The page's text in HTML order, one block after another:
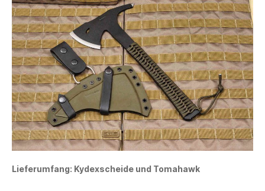
Lieferumfang: Kydexscheide und Tomahawk